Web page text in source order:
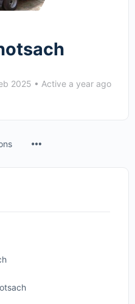
2025 • Active a year ago